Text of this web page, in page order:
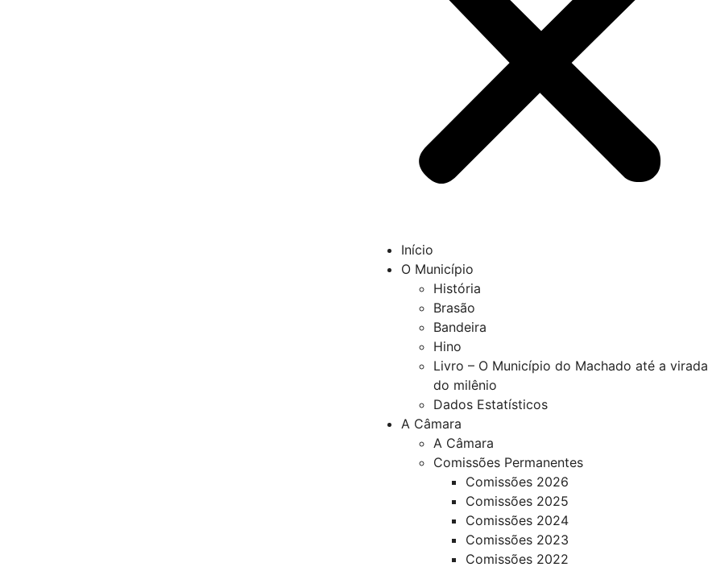
Início
O Município
História
Brasão
Bandeira
Hino
Livro – O Município do Machado até a virada
do milênio
Dados Estatísticos
A Câmara
A Câmara
Comissões Permanentes
Comissões 2026
Comissões 2025
Comissões 2024
Comissões 2023
Comissões 2022